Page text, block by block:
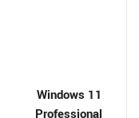
Windows 11
Professional